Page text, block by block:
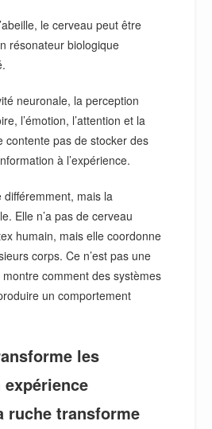
le cerveau peut être
résonateur biologique
neuronale, la perception
l’émotion, l’attention et la
contente pas de stocker des
à l’expérience.
mais la
Elle n’a pas de cerveau
humain, mais elle coordonne
corps. Ce n’est pas une
comment des systèmes
un comportement
les
ruche transforme